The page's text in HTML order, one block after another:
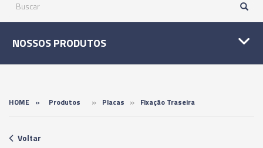
NOSSOS PRODUTOS
HOME » Produtos » Placas » Fixação Traseira
Voltar